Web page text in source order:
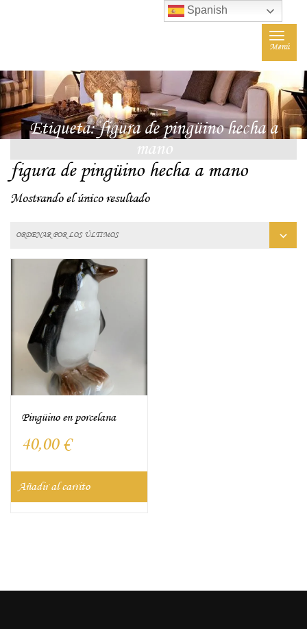
Toggle
Menú
Etiqueta:figura de pingüino hecha a
mano
figura de pingüino hecha a mano
Mostrando el único resultado
Pingüino en porcelana
40,00 €
Añadir al carrito
Spanish